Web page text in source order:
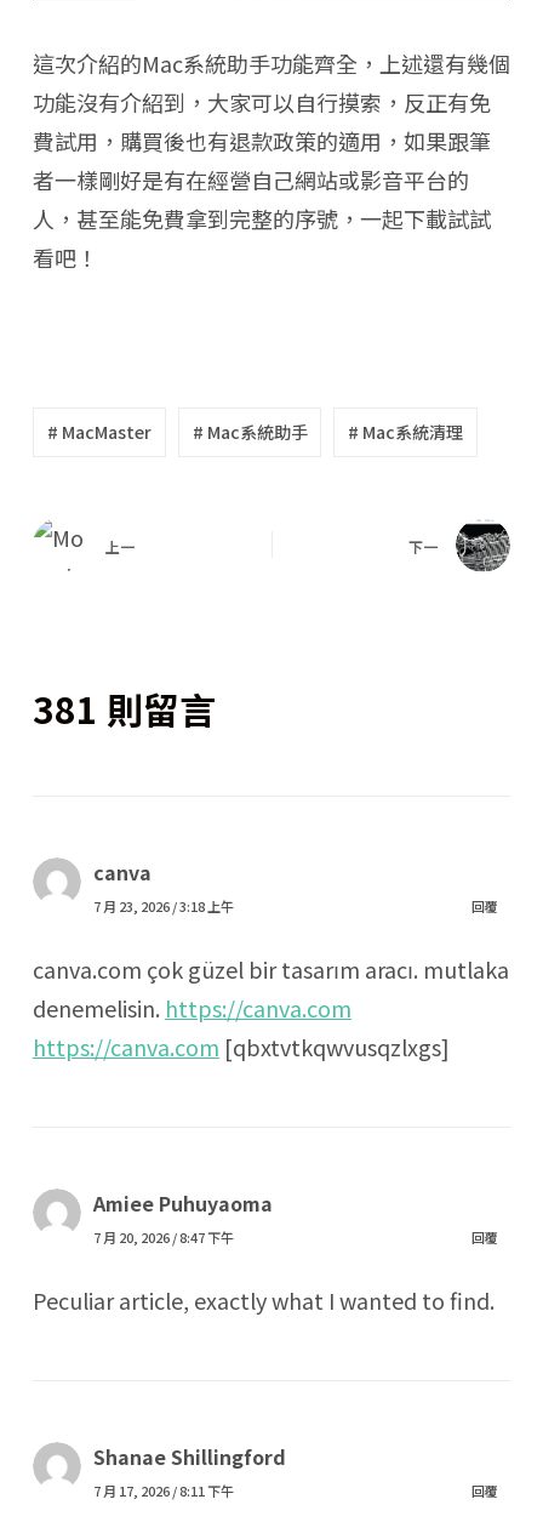
這次介紹的Mac系統助手功能齊全，上述還有幾個
功能沒有介紹到，大家可以自行摸索，反正有免
費試用，購買後也有退款政策的適用，如果跟筆
者一樣剛好是有在經營自己網站或影音平台的
人，甚至能免費拿到完整的序號，一起下載試試
看吧！
# MacMaster # Mac系統助手 # Mac系統清理
上一 下一
381 則留言
canva
7 月 23, 2026 / 3:18 上午 回覆
canva.com çok güzel bir tasarım aracı. mutlaka
denemelisin. https://canva.com
https://canva.com [qbxtvtkqwvusqzlxgs]
Amiee Puhuyaoma
7 月 20, 2026 / 8:47 下午 回覆
Peculiar article, exactly what I wanted to find.
Shanae Shillingford
7 月 17, 2026 / 8:11 下午 回覆